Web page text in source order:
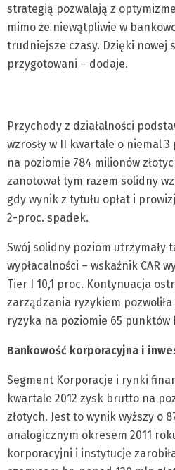
strategią pozwalają z
mimo że niewątpliwie w
trudniejsze czasy. Dzięki nowej
przygotowani – dodaje.
Przychody z działalności
wzrosły w II kwartale o niemal 3
na poziomie 784 milionów
zanotował tym razem solidny
gdy wynik z tytułu opłat i
2-proc. spadek.
Swój solidny poziom utrzymały
wypłacalności – wskaźnik CAR
Tier I 10,1 proc. Kontynuacja
zarządzania ryzykiem
ryzyka na poziomie 65 punktów
Bankowość korporacyjna i
Segment Korporacje i rynki
kwartale 2012 zysk brutto na
złotych. Jest to wynik wyższy o
analogicznym okresem 2011
korporacyjni i instytucje